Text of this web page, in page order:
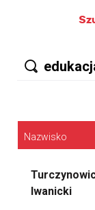
Nazwisko
Iwanicki